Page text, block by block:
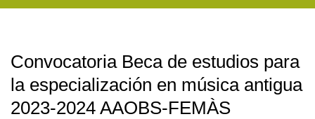
Convocatoria Beca de estudios para
la especialización en música antigua
2023-2024 AAOBS-FEMÀS